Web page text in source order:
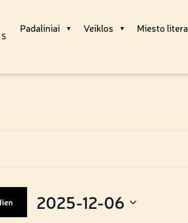
Padaliniai Veiklos Miesto
2025-12-06